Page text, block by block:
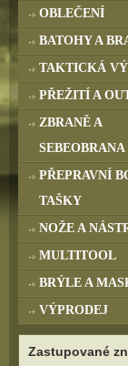
OBLEČENÍ
BATOHY A
TAKTICKÁ
PŘEŽITÍ A
ZBRANĚ A
SEBEOBRANA
PŘEPRAVNÍ
TAŠKY
NOŽE A
MULTITOOL
BRÝLE A
VÝPRODEJ
Zastupované